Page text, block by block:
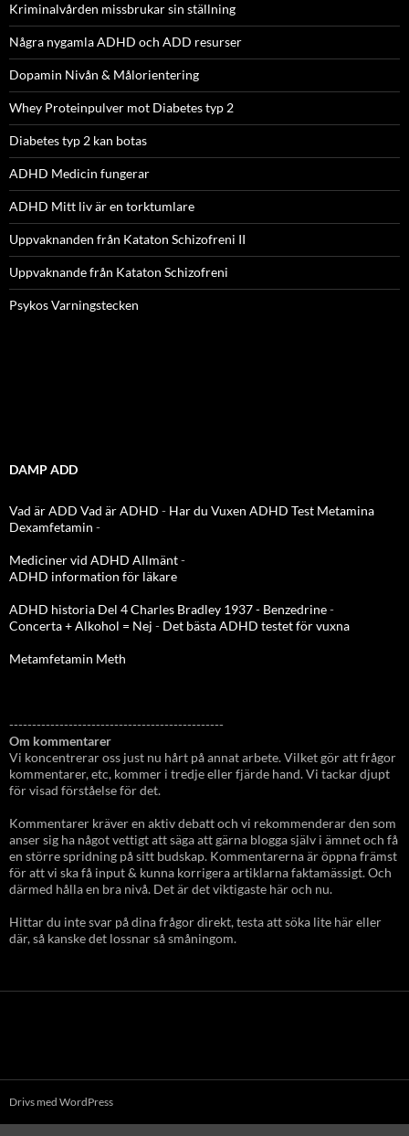
Kriminalvården missbrukar sin ställning
Några nygamla ADHD och ADD resurser
Dopamin Nivån & Målorientering
Whey Proteinpulver mot Diabetes typ 2
Diabetes typ 2 kan botas
ADHD Medicin fungerar
ADHD Mitt liv är en torktumlare
Uppvaknanden från Kataton Schizofreni II
Uppvaknande från Kataton Schizofreni
Psykos Varningstecken
DAMP ADD
Vad är ADD Vad är ADHD - Har du Vuxen ADHD Test Metamina
Dexamfetamin -
Mediciner vid ADHD Allmänt-
ADHD information för läkare
ADHD historia Del 4 Charles Bradley 1937 - Benzedrine-
Concerta + Alkohol = Nej - Det bästa ADHD testet för vuxna
Metamfetamin Meth
-----------------------------------------------
Om kommentarer
Vi koncentrerar oss just nu hårt på annat arbete. Vilket gör att frågor
kommentarer, etc, kommer i tredje eller fjärde hand. Vi tackar djupt
för visad förståelse för det.
Kommentarer kräver en aktiv debatt och vi rekommenderar den som
anser sig ha något vettigt att säga att gärna blogga själv i ämnet och få
en större spridning på sitt budskap. Kommentarerna är öppna främst
för att vi ska få input & kunna korrigera artiklarna faktamässigt. Och
därmed hålla en bra nivå. Det är det viktigaste här och nu.
Hittar du inte svar på dina frågor direkt, testa att söka lite här eller
där, så kanske det lossnar så småningom.
Drivs med WordPress